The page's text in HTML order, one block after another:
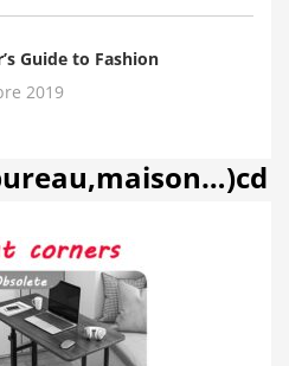
Guide to Fashion
2019